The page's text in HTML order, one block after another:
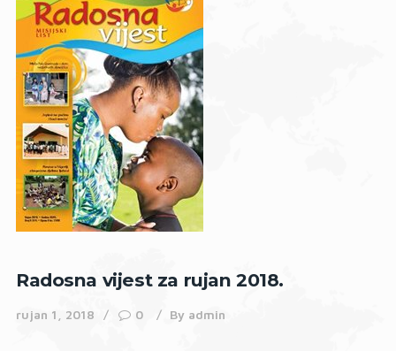
Radosna vijest za rujan 2018.
rujan 1, 2018 0 By admin